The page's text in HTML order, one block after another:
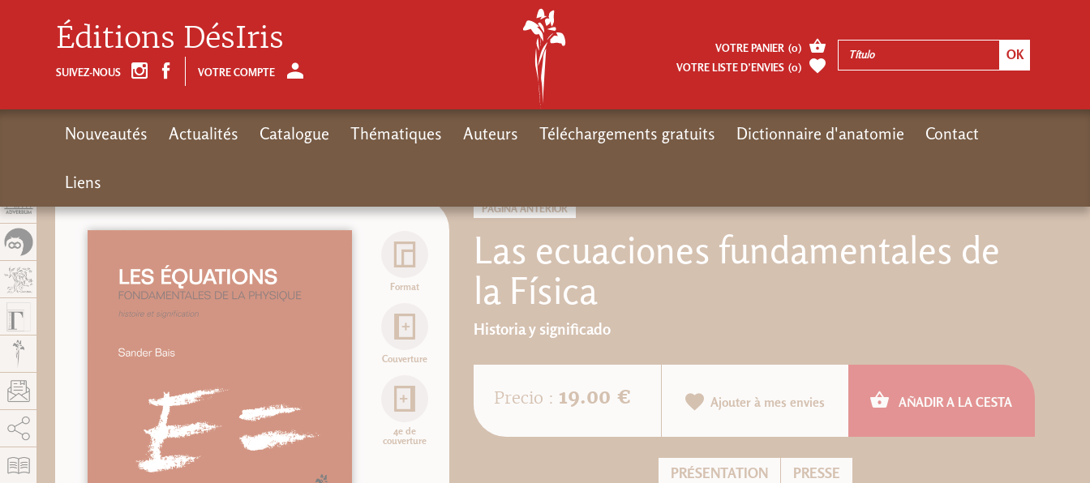
PÁGINA ANTERIOR
Las ecuaciones fundamentales de
la Física
Historia y significado
Format
Couverture
4e de
couverture
Precio : 19.00 € Ajouter à mes envies AÑADIR A LA CESTA
PRÉSENTATION PRESSE
Éditions DésIris
SUIVEZ-NOUS VOTRE COMPTE
VOTRE PANIER (0)
VOTRE LISTE D’ENVIES (0)
Nouveautés Actualités Catalogue Thématiques Auteurs Téléchargements gratuits Dictionnaire d'anatomie Contact
Liens
AddThis está deshabilitado. Permitir